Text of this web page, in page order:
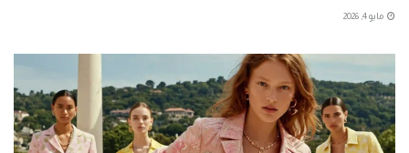
مايو 4, 2026